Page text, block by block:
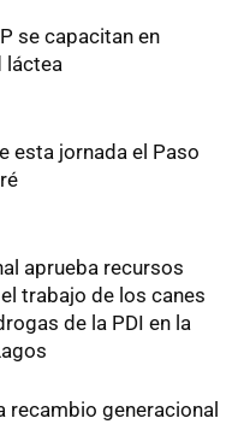
se capacitan en
láctea
esta jornada el Paso
aprueba recursos
trabajo de los canes
de la PDI en la
recambio generacional